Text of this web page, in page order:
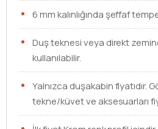
6 mm kalınlığında şeffaf
Duş teknesi veya direkt
kullanılabilir.
Yalnızca duşakabin fiyatıdır.
tekne/küvet ve aksesuarları